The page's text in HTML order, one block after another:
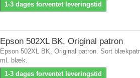
1-3 dages forventet leveringstid
Epson 502XL BK, Original patron
Epson 502XL BK, Original patron. Sort
ml. blæk.
1-3 dages forventet leveringstid